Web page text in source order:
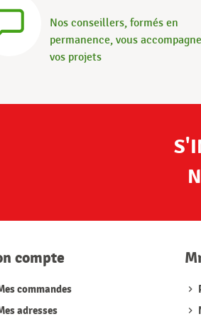
Nos conseillers, formés en
permanence, vous
vos projets
compte
commandes
adresses